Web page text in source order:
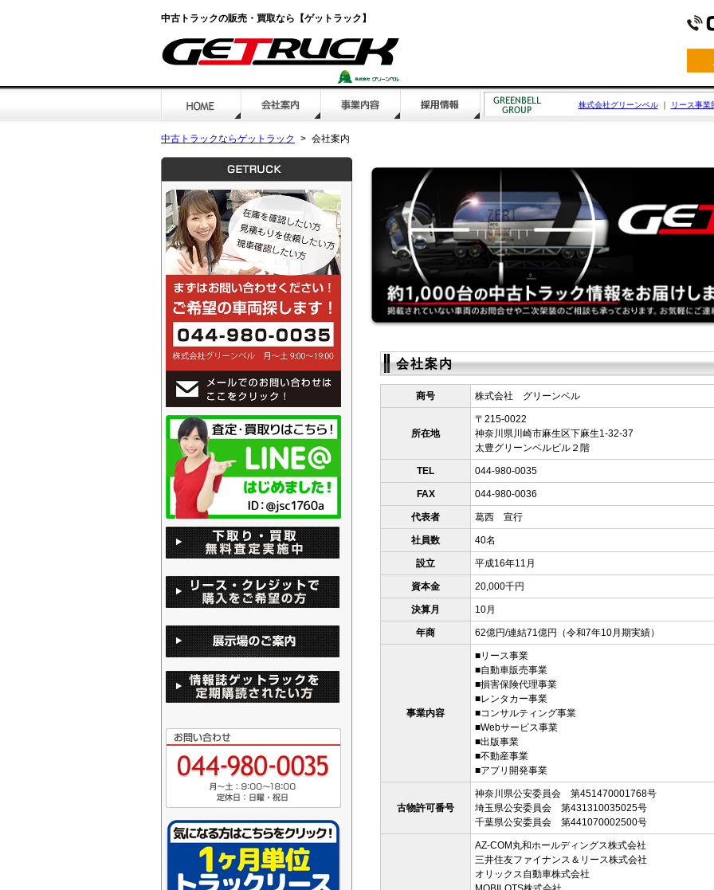
中古トラックの販売・買取なら【ゲットラック】
株式会社グリーンベル｜ リース事業
中古トラックならゲットラック 会社案内
会社案内
商号 株式会社 グリーンベル
所在地
〒215-0022
神奈川県川崎市麻生区下麻生1-32-37
太豊グリーンベルビル２階
TEL 044-980-0035
FAX 044-980-0036
代表者 葛西 宣行
社員数 40名
設立 平成16年11月
資本金 20,000千円
決算月 10月
年商 62億円/連結71億円（令和7年10月期実績）
事業内容
■リース事業
■自動車販売事業
■損害保険代理事業
■レンタカー事業
■コンサルティング事業
■Webサービス事業
■出版事業
■不動産事業
■アプリ開発事業
古物許可番号
神奈川県公安委員会 第451470001768号
埼玉県公安委員会 第431310035025号
千葉県公安委員会 第441070002500号
AZ-COM丸和ホールディングス株式会社
三井住友ファイナンス＆リース株式会社
オリックス自動車株式会社